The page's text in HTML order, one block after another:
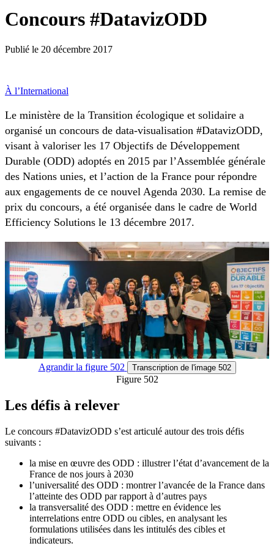
Concours #DatavizODD
Publié le 20 décembre 2017
À l’International
Le ministère de la Transition écologique et solidaire a
organisé un concours de data-visualisation #DatavizODD,
visant à valoriser les 17 Objectifs de Développement
Durable (ODD) adoptés en 2015 par l’Assemblée générale
des Nations unies, et l’action de la France pour répondre
aux engagements de ce nouvel Agenda 2030. La remise de
prix du concours, a été organisée dans le cadre de World
Efficiency Solutions le 13 décembre 2017.
Agrandirla figure 502 Transcription de l'image 502
Figure 502
Les défis à relever
Le concours #DatavizODD s’est articulé autour des trois défis
suivants :
la mise en œuvre des ODD : illustrer l’état d’avancement de la
France de nos jours à 2030
l’universalité des ODD : montrer l’avancée de la France dans
l’atteinte des ODD par rapport à d’autres pays
la transversalité des ODD : mettre en évidence les
interrelations entre ODD ou cibles, en analysant les
formulations utilisées dans les intitulés des cibles et
indicateurs.